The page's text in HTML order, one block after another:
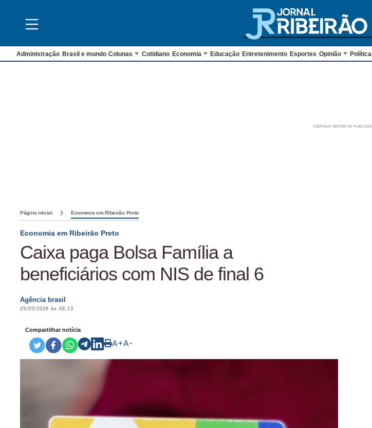
Administração Brasil e mundo Colunas Cotidiano Economia Educação Entretenimento Esportes Opinião Política
Página inicial Economia em Ribeirão Preto
Economia em Ribeirão Preto
Caixa paga Bolsa Família a
beneficiários com NIS de final 6
Agência brasil
25/05/2026 às 08:13
Compartilhar notícia
A+A-